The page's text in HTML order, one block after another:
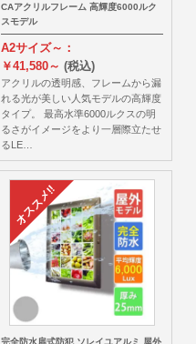
CAアクリルフレーム 高輝度6000ルク
スモデル
A2サイズ～：
￥41,580～ (税込)
アクリルの透明感、フレームから漏
れる光が美しい人気モデルの高輝度
タイプ。 最高水準6000ルクスの明
るさがイメージをより一層際立たせ
るLE…
完全防水扉式防犯 ソレイユアルミ 屋外